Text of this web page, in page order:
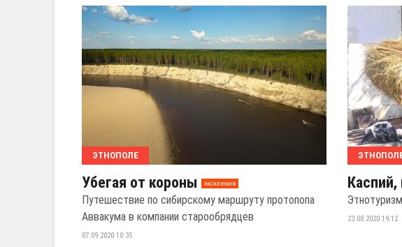
ЭТНОПОЛЕ
Убегая от короны эксклюзив
Путешествие по сибирскому маршруту протопопа
Аввакума в компании старообрядцев
07.09.2020 10:35
23.08.2020 19:12